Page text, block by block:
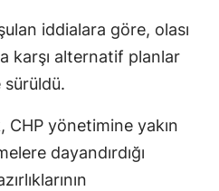
iddialara göre, olası
karşı alternatif planlar
sürüldü.
CHP yönetimine yakın
dayandırdığı